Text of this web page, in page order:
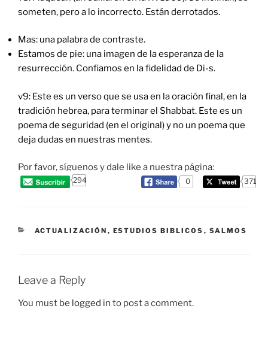
someten, pero a lo incorrecto. Están derrotados.
Mas: una palabra de contraste.
Estamos de pie: una imagen de la esperanza de la
resurrección. Confiamos en la fidelidad de Di-s.
v9: Este es un verso que se usa en la oración final, en la
tradición hebrea, para terminar el Shabbat. Este es un
poema de seguridad (en el original) y no un poema que
deja dudas en nuestras mentes.
Por favor, síguenos y dale like a nuestra página:
294 0 371
CATEGORIES
ACTUALIZACIÓN , ESTUDIOS BIBLICOS , SALMOS
Leave a Reply
You must be logged in to post a comment.